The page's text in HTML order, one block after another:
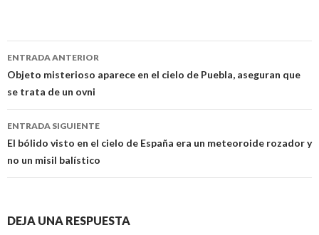
Navegación
de
entradas
ENTRADA ANTERIOR
Objeto misterioso aparece en el cielo de Puebla, aseguran que
se trata de un ovni
ENTRADA SIGUIENTE
El bólido visto en el cielo de España era un meteoroide rozador y
no un misil balístico
DEJA UNA RESPUESTA